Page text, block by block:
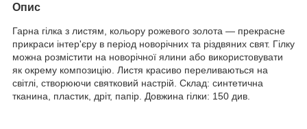
Опис
Гарна гілка з листям, кольору рожевого золота — прекрасне
прикраси інтер'єру в період новорічних та різдвяних свят. Гілку
можна розмістити на новорічної ялини або використовувати
як окрему композицію. Листя красиво переливаються на
світлі, створюючи святковий настрій. Склад: синтетична
тканина, пластик, дріт, папір. Довжина гілки: 150 див.